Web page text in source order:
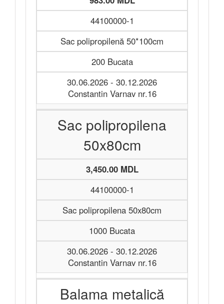
44100000-1
Sac polipropilenă 50*100cm
200 Bucata
30.06.2026 - 30.12.2026
Constantin Varnav nr.16
Sac polipropilena
50x80cm
3,450.00 MDL
44100000-1
Sac polipropilena 50x80cm
1000 Bucata
30.06.2026 - 30.12.2026
Constantin Varnav nr.16
Balama metalică